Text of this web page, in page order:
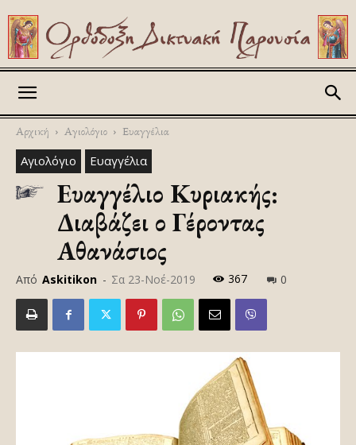
Αρχική Αγιολόγιο Ευαγγέλια
Αγιολόγιο Ευαγγέλια
Ευαγγέλιο Κυριακής:
Διαβάζει ο Γέροντας
Αθανάσιος
Από Askitikon - Σα 23-Νοέ-2019 367 0